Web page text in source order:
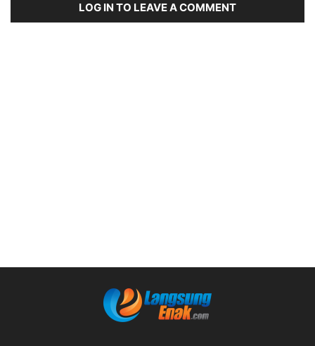
LOG IN TO LEAVE A COMMENT